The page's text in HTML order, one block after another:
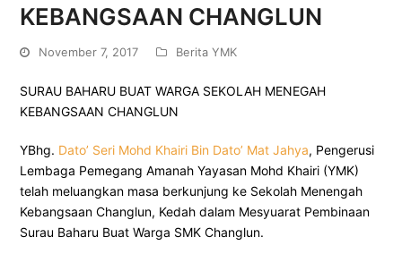
KEBANGSAAN CHANGLUN
November 7, 2017 Berita YMK
SURAU BAHARU BUAT WARGA SEKOLAH MENEGAH
KEBANGSAAN CHANGLUN
YBhg. Dato’ Seri Mohd Khairi Bin Dato’ Mat Jahya, Pengerusi
Lembaga Pemegang Amanah Yayasan Mohd Khairi (YMK)
telah meluangkan masa berkunjung ke Sekolah Menengah
Kebangsaan Changlun, Kedah dalam Mesyuarat Pembinaan
Surau Baharu Buat Warga SMK Changlun.